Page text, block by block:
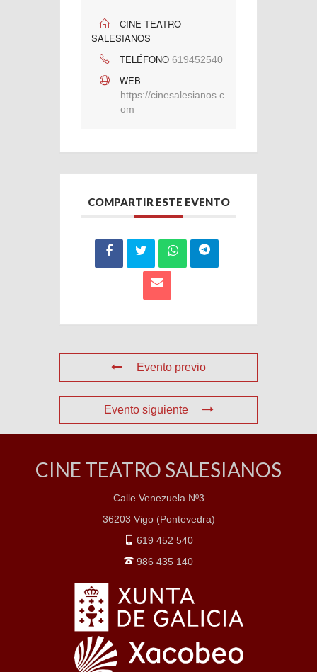
CINE TEATRO
SALESIANOS
TELÉFONO 619452540
WEB
https://cinesalesianos.c
om
COMPARTIR ESTE EVENTO
Evento previo
Evento siguiente
CINE TEATRO SALESIANOS
Calle Venezuela Nº3
36203 Vigo (Pontevedra)
619 452 540
986 435 140